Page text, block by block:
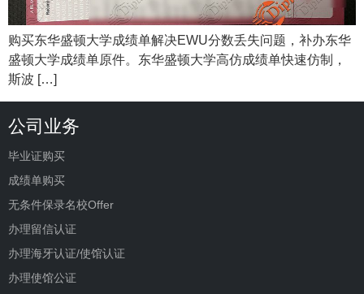
购买东华盛顿大学成绩单解决EWU分数丢失问题，补办东华
盛顿大学成绩单原件。东华盛顿大学高仿成绩单快速仿制，
斯波 […]
公司业务
毕业证购买
成绩单购买
无条件保录名校Offer
办理留信认证
办理海牙认证/使馆认证
办理使馆公证